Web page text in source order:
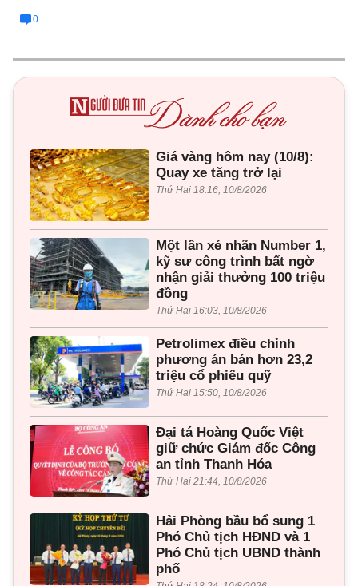
0
Giá vàng hôm nay (10/8):
Quay xe tăng trở lại
Thứ Hai 18:16, 10/8/2026
Một lần xé nhãn Number 1,
kỹ sư công trình bất ngờ
nhận giải thưởng 100 triệu
đồng
Thứ Hai 16:03, 10/8/2026
Petrolimex điều chỉnh
phương án bán hơn 23,2
triệu cổ phiếu quỹ
Thứ Hai 15:50, 10/8/2026
Đại tá Hoàng Quốc Việt
giữ chức Giám đốc Công
an tỉnh Thanh Hóa
Thứ Hai 21:44, 10/8/2026
Hải Phòng bầu bổ sung 1
Phó Chủ tịch HĐND và 1
Phó Chủ tịch UBND thành
phố